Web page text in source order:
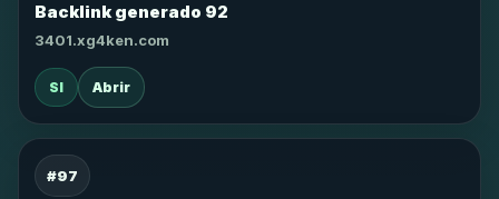
Backlink generado 92
3401.xg4ken.com
SI Abrir
#97